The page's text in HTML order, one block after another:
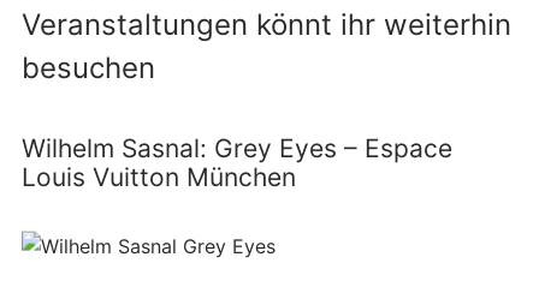
Veranstaltungen könnt ihr weiterhin
besuchen
Wilhelm Sasnal: Grey Eyes – Espace
Louis Vuitton München